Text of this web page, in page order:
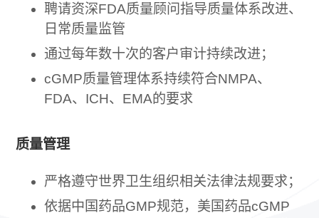
聘请资深FDA质量顾问指导质量体系改进、
日常质量监管
通过每年数十次的客户审计持续改进；
cGMP质量管理体系持续符合NMPA、
FDA、ICH、EMA的要求
质量管理
严格遵守世界卫生组织相关法律法规要求；
依据中国药品GMP规范，美国药品cGMP